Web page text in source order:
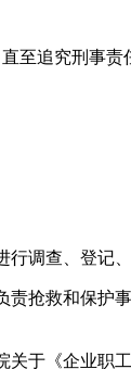
至追究刑事责
调查、登记、
抢救和保护
于《企业职